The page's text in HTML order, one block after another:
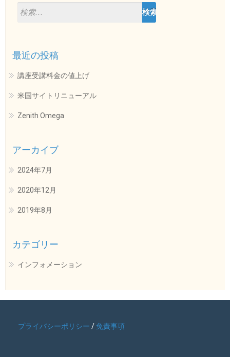
最近の投稿
講座受講料金の値上げ
米国サイトリニューアル
Zenith Omega
アーカイブ
2024年7月
2020年12月
2019年8月
カテゴリー
インフォメーション
プライバシーポリシー / 免責事項